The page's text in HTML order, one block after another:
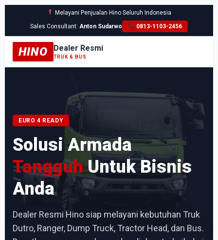
Melayani Penjualan Hino Seluruh Indonesia
Sales Consultant:Anton Sudarwo 0813-1103-2456
HINO Dealer Resmi
TRUK & BUS
EURO 4 READY
Solusi Armada
TangguhUntuk Bisnis
Anda
Dealer Resmi Hino siap melayani kebutuhan Truk
Dutro, Ranger, Dump Truck, Tractor Head, dan Bus.